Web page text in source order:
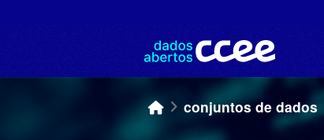
conjuntos de dados